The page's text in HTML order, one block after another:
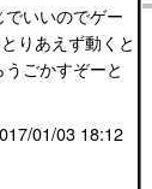
いいのでゲー
りあえず動くと
ごかすぞーと
01/03 18:12